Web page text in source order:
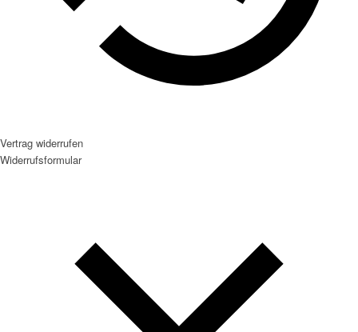
Vertrag widerrufen
Widerrufsformular